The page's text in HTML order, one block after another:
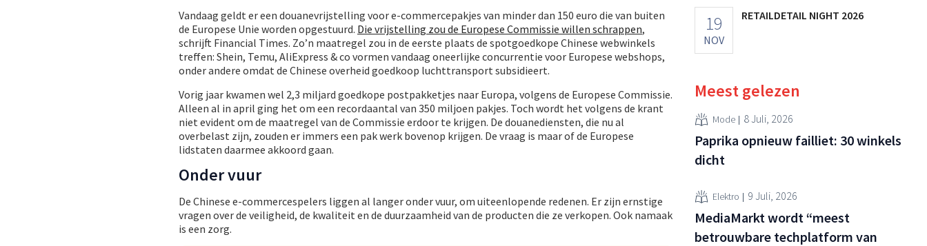
Vandaag geldt er een douanevrijstelling voor e-commercepakjes van minder dan 150 euro die van buiten
de Europese Unie worden opgestuurd. Die vrijstelling zou de Europese Commissie willen schrappen,
schrijft Financial Times. Zo’n maatregel zou in de eerste plaats de spotgoedkope Chinese webwinkels
treffen: Shein, Temu, AliExpress & co vormen vandaag oneerlijke concurrentie voor Europese webshops,
onder andere omdat de Chinese overheid goedkoop luchttransport subsidieert.
Vorig jaar kwamen wel 2,3 miljard goedkope postpakketjes naar Europa, volgens de Europese Commissie.
Alleen al in april ging het om een recordaantal van 350 miljoen pakjes. Toch wordt het volgens de krant
niet evident om de maatregel van de Commissie erdoor te krijgen. De douanediensten, die nu al
overbelast zijn, zouden er immers een pak werk bovenop krijgen. De vraag is maar of de Europese
lidstaten daarmee akkoord gaan.
Onder vuur
De Chinese e-commercespelers liggen al langer onder vuur, om uiteenlopende redenen. Er zijn ernstige
vragen over de veiligheid, de kwaliteit en de duurzaamheid van de producten die ze verkopen. Ook namaak
is een zorg.
19
NOV
RETAILDETAIL NIGHT 2026
Meest gelezen
Mode 8 Juli, 2026
Paprika opnieuw failliet: 30 winkels
dicht
Elektro 9 Juli, 2026
MediaMarkt wordt “meest
betrouwbare techplatform van